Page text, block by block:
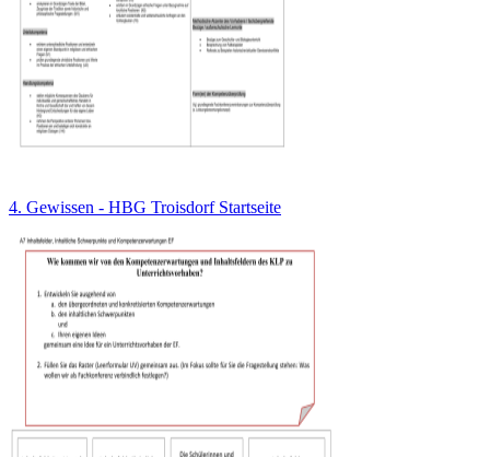
4. Gewissen - HBG Troisdorf Startseite